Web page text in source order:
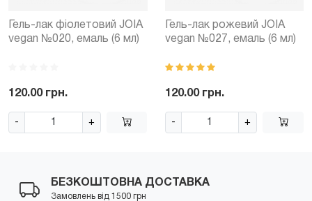
Гель-лак фіолетовий JOIA
vegan №020, емаль (6 мл)
120.00 грн.
- +
Гель-лак рожевий JOIA
vegan №027, емаль (6 мл)
120.00 грн.
- +
БЕЗКОШТОВНА ДОСТАВКА
Замовлень від 1500 грн